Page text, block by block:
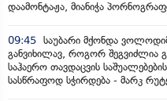
დაამონტაჟა, მიანიჭა
09:45 საუბარი მქონდა
განვიხილავ, როგორ შეგვიძლია
საჰაერო თავდაცვის
სასწრაფოდ სჭირდება - მარკ